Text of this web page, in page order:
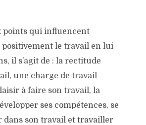
points qui influencent
le travail en lui
il s’agit de : la rectitude
une charge de travail
à faire son travail, la
ses compétences, se
dans son travail et travailler